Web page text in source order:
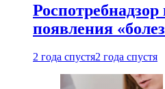
появления
2 года спустя2 года спустя